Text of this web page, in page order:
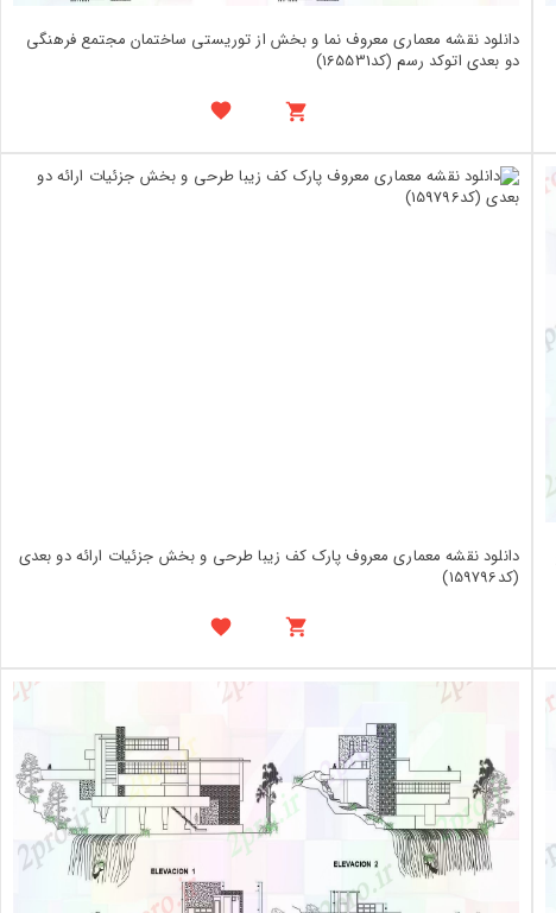
دانلود نقشه معماری معروف نما و بخش از توریستی ساختمان مجتمع فرهنگی
دو بعدی اتوکد رسم (کد165531)
دانلود نقشه معماری معروف پارک کف زیبا طرحی و بخش جزئیات ارائه دو بعدی
(کد159796)